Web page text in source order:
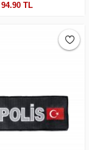
94.90 TL